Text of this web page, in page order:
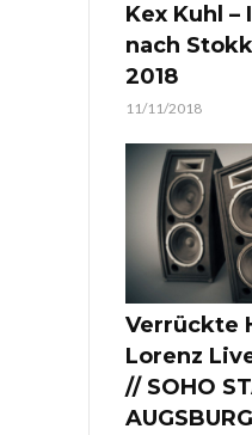
Kex Kuhl –
nach
2018
11/11/2018
Verrückte
Lorenz
// SOHO
AUGSBURG